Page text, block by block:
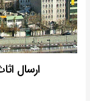
ارسال